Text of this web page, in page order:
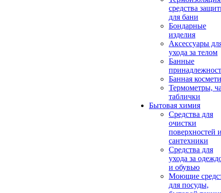
средства
для бани
Бондарные
изделия
Аксеcсуары
ухода за телом
Банные
Банная
Термометры,
таблички
Бытовая химия
Средства для
очистки
поверхностей
сантехники
Средства для
ухода за
и обувью
Моющие
для посуды,